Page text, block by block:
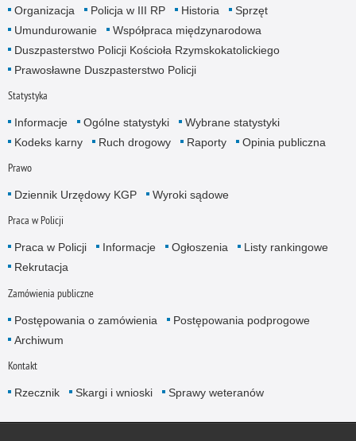
Organizacja
Policja w III RP Historia
Sprzęt
Umundurowanie
Współpraca międzynarodowa
Duszpasterstwo Policji Kościoła Rzymskokatolickiego
Prawosławne Duszpasterstwo Policji
Statystyka
Informacje Ogólne statystyki
Wybrane statystyki
Kodeks karny
Ruch drogowy Raporty Opinia publiczna
Prawo
Dziennik Urzędowy KGP Wyroki sądowe
Praca w Policji
Praca w Policji Informacje Ogłoszenia
Listy rankingowe
Rekrutacja
Zamówienia publiczne
Postępowania o zamówienia
Postępowania podprogowe
Archiwum
Kontakt
Rzecznik Skargi i wnioski Sprawy weteranów